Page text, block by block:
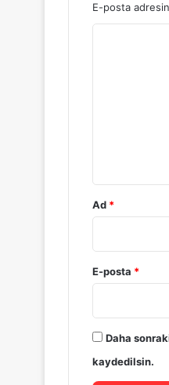
E-posta
Ad *
E-posta *
Daha
kaydedilsin.